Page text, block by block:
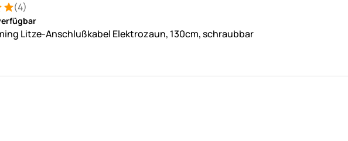
5 von 5 (4 Bewertungen)
(4)
Litze-Anschlußkabel Elektrozaun, 130cm, schraubbar